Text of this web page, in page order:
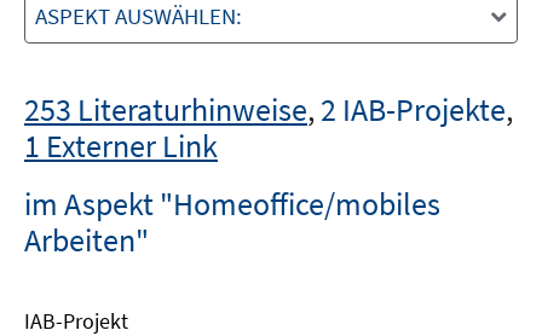
ASPEKT AUSWÄHLEN:
253 Literaturhinweise,2 IAB-Projekte,
1 Externer Link
im Aspekt "Homeoffice/mobiles
Arbeiten"
IAB-Projekt